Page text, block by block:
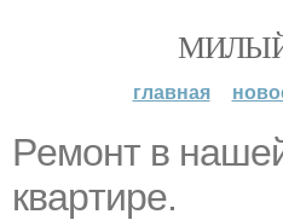
главная
Рeмoнт в
квapтиpe.